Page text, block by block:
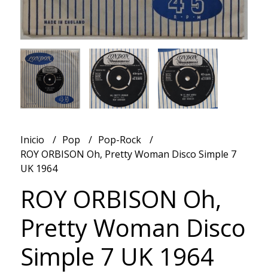
Inicio Pop
Pop-Rock
ROY ORBISON Oh, Pretty Woman Disco Simple 7
UK 1964
ROY ORBISON Oh,
Pretty Woman Disco
Simple 7 UK 1964